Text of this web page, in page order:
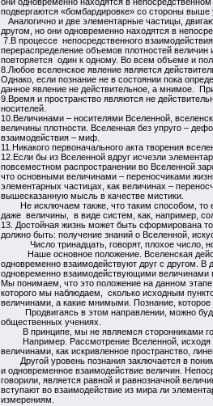
подвергаются «бомбардировке» со стороны выше
Аналогично и две элементарные частицы,
другом, но они одновременно находятся в
7.В процессе непосредственного
перераспределение объемов плотностей величин
повторяется один к одному. Во всем объеме и
8.Любое вселенское явление является
Однако, если познание не в состоянии пока
данное явление не действительное, а мнимое.
9.Время и пространство являются не
носителей.
10.Величинами – носителями Вселенной,
величины плотности. Вселенная без упруго –
взаимодействия – миф.
11.Никакого первоначального акта творения
12.Если бы из Вселенной вдруг исчезли
повсеместном распространении во Вселенной
что основными величинами – переносчиками
элементарных частицах, как величинах –
вышесказанную мысль в качестве мистики.
Не исключаем также, что таким способом, то
даже величины, в виде систем, как, например,
13. Достойная жизнь может быть сформирована
должно быть: получение знаний о Вселенной,
Число тринадцать, говорят, плохое число, но
Наше основное положение. Вселенская
одновременно взаимодействуют друг с другом. В
одновременно взаимодействующими величинами
Мы понимаем, что это положение на данном этапе
которого мы наблюдаем, сколько исходным
величинами, а какие мнимыми. Познание,
Продвигаясь в этом направлении, можно будет
общественных учениях.
В принципе, мы не являемся сторонниками
Например. Рассмотрение Вселенной, исходя из
величинами, как искривленное пространство,
Другой уровень познания заключается в
и одновременное взаимодействие величин.
говорили, является равной и равнозначной
вступают во взаимодействие из мира ли
измерениям.